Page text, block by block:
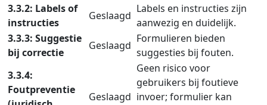
3.3.2: Labels of
instructies
Geslaagd
Labels en instructies zijn
aanwezig en duidelijk.
3.3.3: Suggestie
bij correctie
Geslaagd
Formulieren bieden
suggesties bij fouten.
3.3.4:
Foutpreventie
Geslaagd
Geen risico voor
gebruikers bij foutieve
invoer; formulier kan